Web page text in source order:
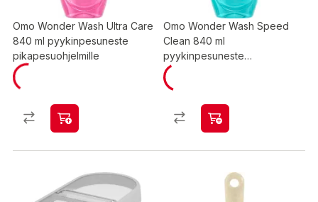
Omo Wonder Wash Ultra Care
840 ml pyykinpesuneste
pikapesuohjelmille
Omo Wonder Wash Speed
Clean 840 ml
pyykinpesuneste
pikapesuohjelmille